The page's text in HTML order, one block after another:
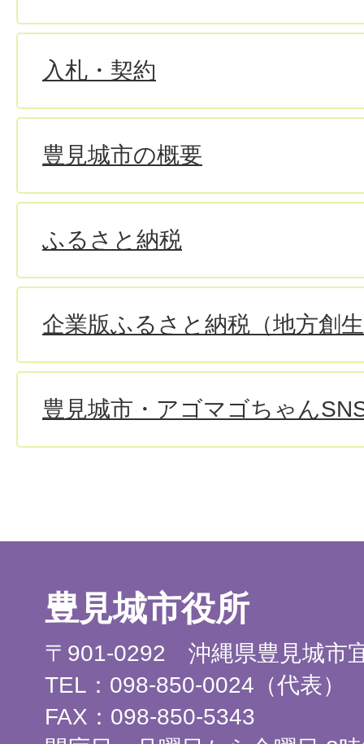
入札・契約
豊見城市の概要
ふるさと納税
企業版ふるさと納税（地方創
豊見城市・アゴマゴちゃん
豊見城市役所
〒901-0292 沖縄県豊見城市
TEL：098-850-0024（代表）
FAX：098-850-5343